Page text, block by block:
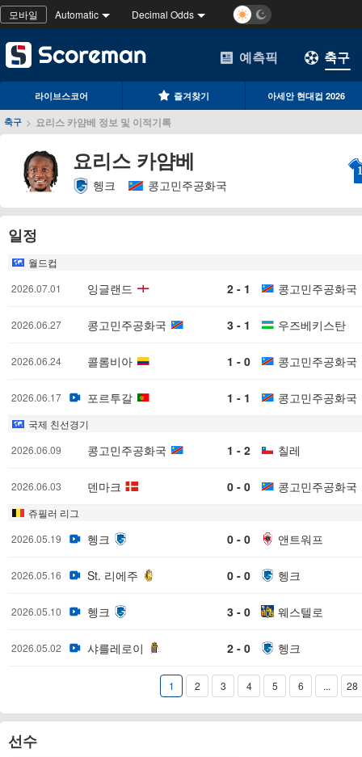
모바일 Automatic Decimal Odds
예측픽 축구
라이브스코어 즐겨찾기 아세안 현대컵 2026
축구 > 요리스 카얌베 정보 및 이적기록
요리스 카얌베
헹크 콩고민주공화국
일정
월드컵
2026.07.01
잉글랜드 2 - 1 콩고민주공화국
2026.06.27 콩고민주공화국 3 - 1 우즈베키스탄
2026.06.24 콜롬비아 1 - 0 콩고민주공화국
2026.06.17 포르투갈 1 - 1 콩고민주공화국
국제 친선경기
2026.06.09
콩고민주공화국 1 - 2 칠레
2026.06.03 덴마크 0 - 0 콩고민주공화국
쥬필러 리그
2026.05.19
헹크 0 - 0 앤트워프
2026.05.16 St. 리에주 0 - 0 헹크
2026.05.10 헹크 3 - 0 웨스텔로
2026.05.02 샤를레로이 2 - 0 헹크
1 2 3 4 5 6 ... 28
선수